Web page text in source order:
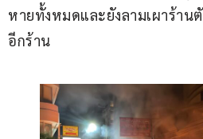
หายทั้งหมดและยังลามเผาร้าน
อีกร้าน